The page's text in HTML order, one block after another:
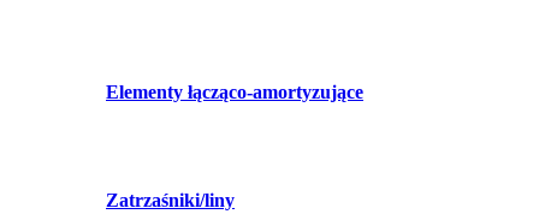
Elementy łącząco-amortyzujące
Zatrzaśniki/liny